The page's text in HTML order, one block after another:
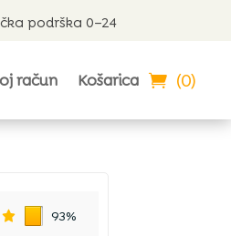
podrška 0–24
račun Košarica (0)
93%